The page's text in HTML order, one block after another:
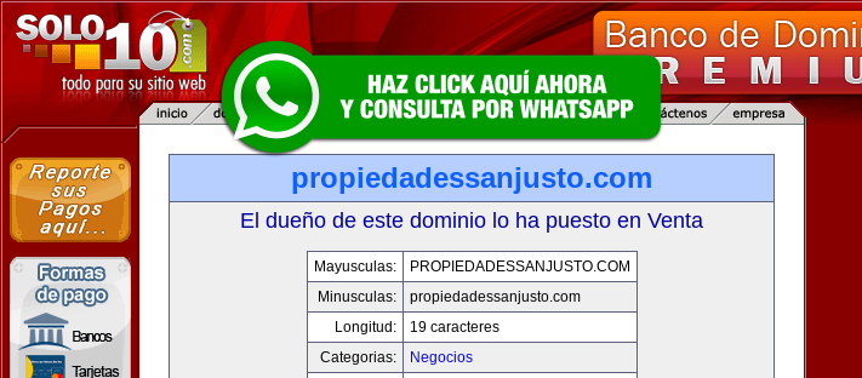
propiedadessanjusto.com
El dueño de este dominio lo ha puesto en Venta
Mayusculas:
PROPIEDADESSANJUSTO.COM
Minusculas:
propiedadessanjusto.com
Longitud:
19 caracteres
Categorias:
Negocios